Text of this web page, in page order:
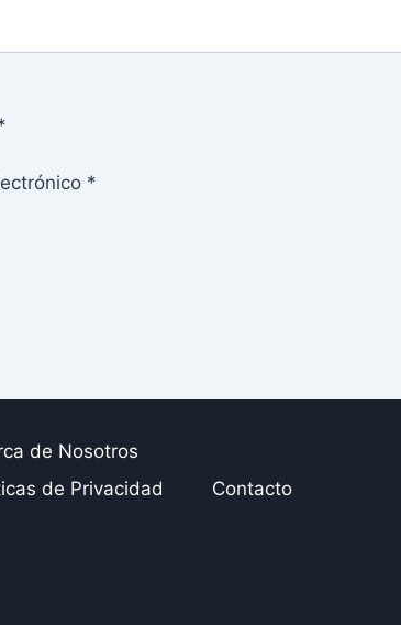
*
de Nosotros
de Privacidad
Contacto